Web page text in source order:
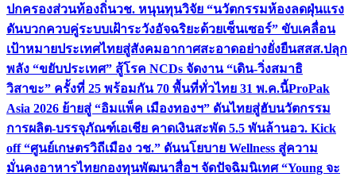
ปกครองส่วนท้องถิ่นวช. หนุนทุนวิจัย “นวัตกรรมห้องลดฝุ่นแรง
ดันบวกควบคู่ระบบเฝ้าระวังอัจฉริยะด้วยเซ็นเซอร์” ขับเคลื่อน
เป้าหมายประเทศไทยสู่สังคมอากาศสะอาดอย่างยั่งยืนสสส.ปลุก
พลัง “ขยับประเทศ” สู้โรค NCDs จัดงาน “เดิน-วิ่งสมาธิ
วิสาขะ” ครั้งที่ 25 พร้อมกัน 70 พื้นที่ทั่วไทย 31 พ.ค.นี้ProPak
Asia 2026 ย้ายสู่ “อิมแพ็ค เมืองทองฯ” ดันไทยสู่ฮับนวัตกรรม
การผลิต-บรรจุภัณฑ์เอเชีย คาดเงินสะพัด 5.5 พันล้านอว. Kick
off “ศูนย์เกษตรวิถีเมือง วช.” ดันนโยบาย Wellness สู่ความ
มั่นคงอาหารไทยกองทุนพัฒนาสื่อฯ จัดปัจฉิมนิเทศ “Young จะ